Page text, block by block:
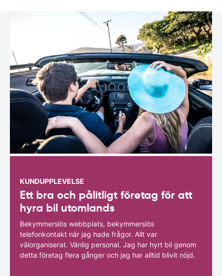
KUNDUPPLEVELSE
Ett bra och pålitligt företag för att
hyra bil utomlands
Bekymmerslös webbplats, bekymmerslös
telefonkontakt när jag hade frågor. Allt var
välorganiserat. Vänlig personal. Jag har hyrt bil genom
detta företag flera gånger och jag har alltid blivit nöjd.